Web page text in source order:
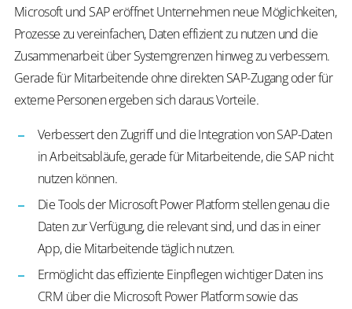
Microsoft und SAP eröffnet Unternehmen neue Möglichkeiten,
Prozesse zu vereinfachen, Daten effizient zu nutzen und die
Zusammenarbeit über Systemgrenzen hinweg zu verbessern.
Gerade für Mitarbeitende ohne direkten SAP-Zugang oder für
externe Personen ergeben sich daraus Vorteile.
Verbessert den Zugriff und die Integration von SAP-Daten
in Arbeitsabläufe, gerade für Mitarbeitende, die SAP nicht
nutzen können.
Die Tools der Microsoft Power Platform stellen genau die
Daten zur Verfügung, die relevant sind, und das in einer
App, die Mitarbeitende täglich nutzen.
Ermöglicht das effiziente Einpflegen wichtiger Daten ins
CRM über die Microsoft Power Platform sowie das